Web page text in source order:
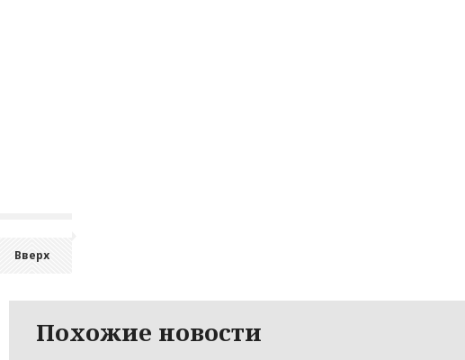
Вверх
Похожие новости